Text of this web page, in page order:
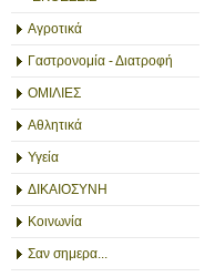
Αγροτικά
Γαστρονομία - Διατροφή
ΟΜΙΛΙΕΣ
Αθλητικά
Υγεία
ΔΙΚΑΙΟΣΥΝΗ
Κοινωνία
Σαν σημερα...